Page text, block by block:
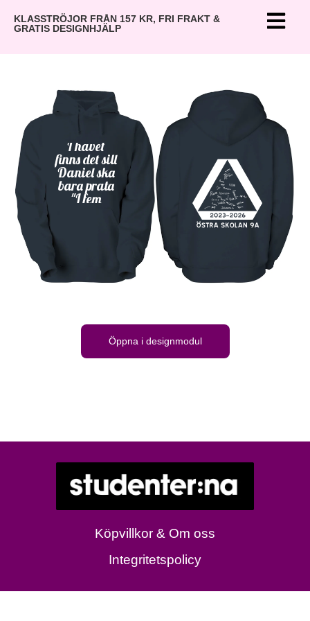
KLASSTRÖJOR FRÅN 157 KR, FRI FRAKT &
GRATIS DESIGNHJÄLP
röda
I havet
finns det sill
Daniel ska
bara prata
"I fem
Öppna i designmodul
Köpvillkor & Om oss
Integritetspolicy